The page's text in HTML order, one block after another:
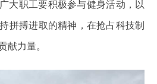
大职工要积极参与健身活动，以
拼搏进取的精神，在抢占科技制
献力量。